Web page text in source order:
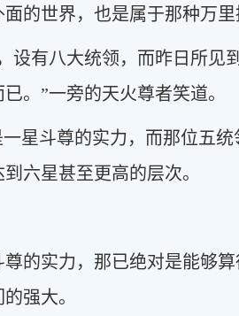
的世界，也是属于那种万里
设有八大统领，而昨日所见
。”一旁的天火尊者笑道。
星斗尊的实力，而那位五统
六星甚至更高的层次。
的实力，那已绝对是能够算
强大。